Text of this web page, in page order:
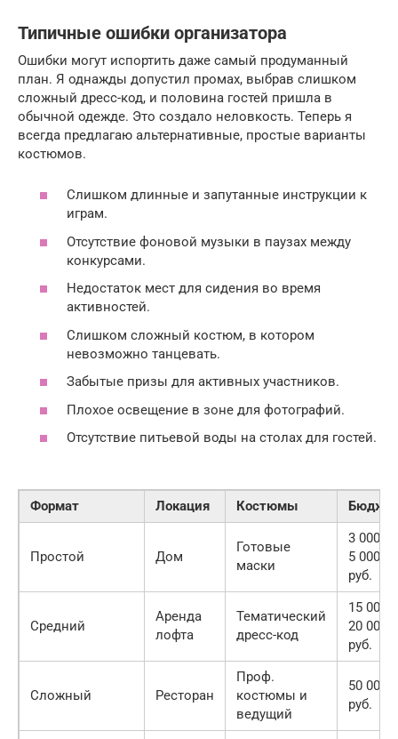
Типичные ошибки организатора
Ошибки могут испортить даже самый продуманный
план. Я однажды допустил промах, выбрав слишком
сложный дресс-код, и половина гостей пришла в
обычной одежде. Это создало неловкость. Теперь я
всегда предлагаю альтернативные, простые варианты
костюмов.
Слишком длинные и запутанные инструкции к
играм.
Отсутствие фоновой музыки в паузах между
конкурсами.
Недостаток мест для сидения во время
активностей.
Слишком сложный костюм, в котором
невозможно танцевать.
Забытые призы для активных участников.
Плохое освещение в зоне для фотографий.
Отсутствие питьевой воды на столах для гостей.
Формат Локация Костюмы
Простой Дом
Готовые
маски
3 000 –
5 000
руб.
Средний
Аренда
лофта
Тематический
дресс-код
15 000
20 000
руб.
Сложный Ресторан
Проф.
костюмы и
ведущий
50 000+
руб.